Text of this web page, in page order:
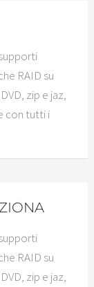
RAID su
zip e jaz,
con tutti i
RAID su
zip e jaz,